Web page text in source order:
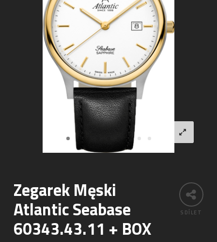
SDÍLET
Zegarek Męski
Atlantic Seabase
60343.43.11 + BOX